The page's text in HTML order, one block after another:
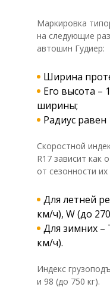
Маркировка
на следующие
автошин Гудиер:
Ширина
Его высота –
ширины;
Радиус
Скоростной
R17 зависит как
от сезонности их
Для летней
км/ч), W (до
Для зимних –
км/ч).
Индекс
и 98 (до 750 кг).